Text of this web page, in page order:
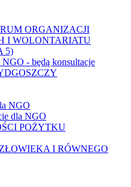
ORGANIZACJI
I WOLONTARIATU
5)
NGO - będą konsultacje
NGO
dla NGO
POŻYTKU
I RÓWNEGO